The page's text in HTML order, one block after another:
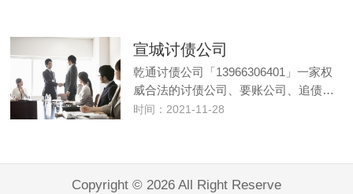
宣城讨债公司
乾通讨债公司「13966306401」一家权
威合法的讨债公司、要账公司、追债…
时间：2021-11-28
Copyright © 2026 All Right Reserve